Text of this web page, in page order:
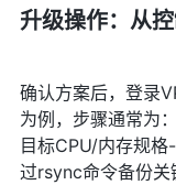
升级操作：从
确认方案后，登录
为例，步骤通常为
目标CPU/内存规
过rsync命令备份关